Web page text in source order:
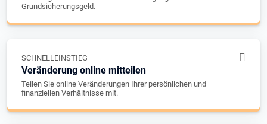
Grundsicherungsgeld.
SCHNELLEINSTIEG
Veränderung online mitteilen
Teilen Sie online Veränderungen Ihrer persönlichen und
finanziellen Verhältnisse mit.